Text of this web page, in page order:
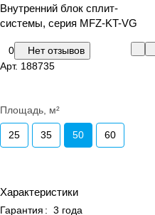
Внутренний блок сплит-
системы, серия MFZ-KT-VG
0
Нет отзывов
Арт. 188735
Площадь, м²
25 35 50 60
Характеристики
Гарантия : 3 года